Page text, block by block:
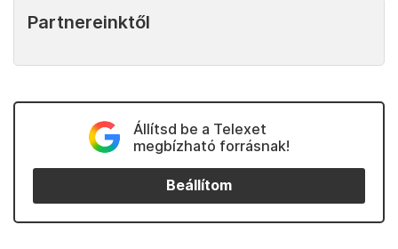
Partnereinktől
Állítsd be a Telexet
megbízható forrásnak!
Beállítom